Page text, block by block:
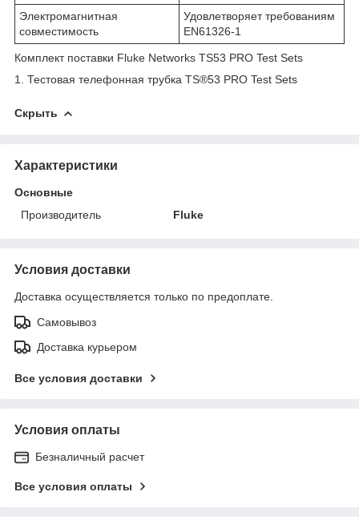
Электромагнитная
совместимость
Удовлетворяет требованиям
EN61326-1
Комплект поставки Fluke Networks TS53 PRO Test Sets
1. Тестовая телефонная трубка TS®53 PRO Test Sets
Скрыть
Характеристики
Основные
Производитель
Fluke
Условия доставки
Доставка осуществляется только по предоплате.
Самовывоз
Доставка курьером
Все условия доставки
Условия оплаты
Безналичный расчет
Все условия оплаты